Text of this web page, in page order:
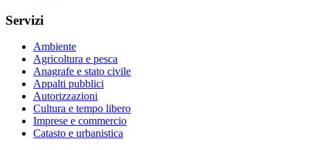
Servizi
Ambiente
Agricoltura e pesca
Anagrafe e stato civile
Appalti pubblici
Autorizzazioni
Cultura e tempo libero
Imprese e commercio
Catasto e urbanistica